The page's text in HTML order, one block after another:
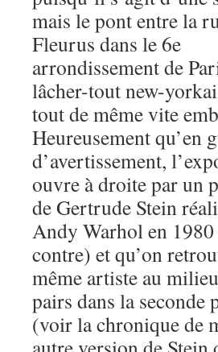
mais le pont entre la
Fleurus dans le 6e
arrondissement de
lâcher-tout new-
tout de même vite
Heureusement qu’en
d’avertissement,
ouvre à droite par un
de Gertrude Stein
Andy Warhol en
contre) et qu’on
même artiste au
pairs dans la
(voir la chronique de